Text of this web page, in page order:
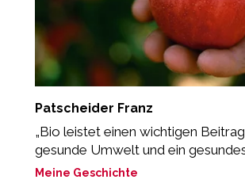
Patscheider Franz
„Bio leistet einen wichtigen
gesunde Umwelt und ein
Meine Geschichte